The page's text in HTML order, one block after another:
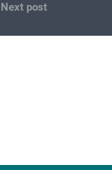
Next post